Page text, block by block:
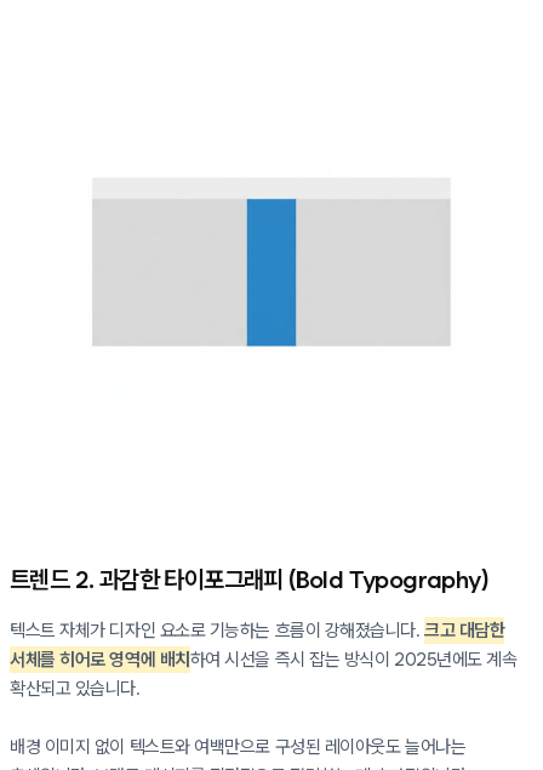
트렌드 2. 과감한 타이포그래피 (Bold Typography)
텍스트 자체가 디자인 요소로 기능하는 흐름이 강해졌습니다.크고 대담한
서체를 히어로 영역에 배치 하여 시선을 즉시 잡는 방식이 2025년에도 계속
확산되고 있습니다.
배경 이미지 없이 텍스트와 여백만으로 구성된 레이아웃도 늘어나는